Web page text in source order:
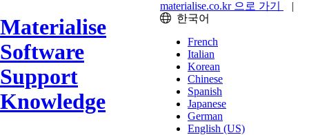
Materialise
Software
Support
Knowledge
materialise.co.kr 으로 가기
|
한국어
French
Italian
Korean
Chinese
Spanish
Japanese
German
English (US)